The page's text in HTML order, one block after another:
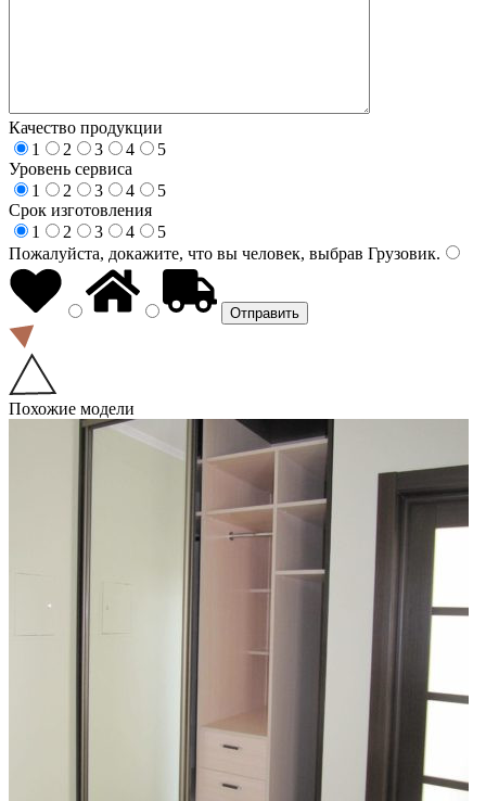
Качество продукции
1
2 3 4
5
Уровень сервиса
1
2 3 4
5
Срок изготовления
1
2 3 4
5
Пожалуйста, докажите, что вы человек, выбрав Грузовик.
Похожие модели